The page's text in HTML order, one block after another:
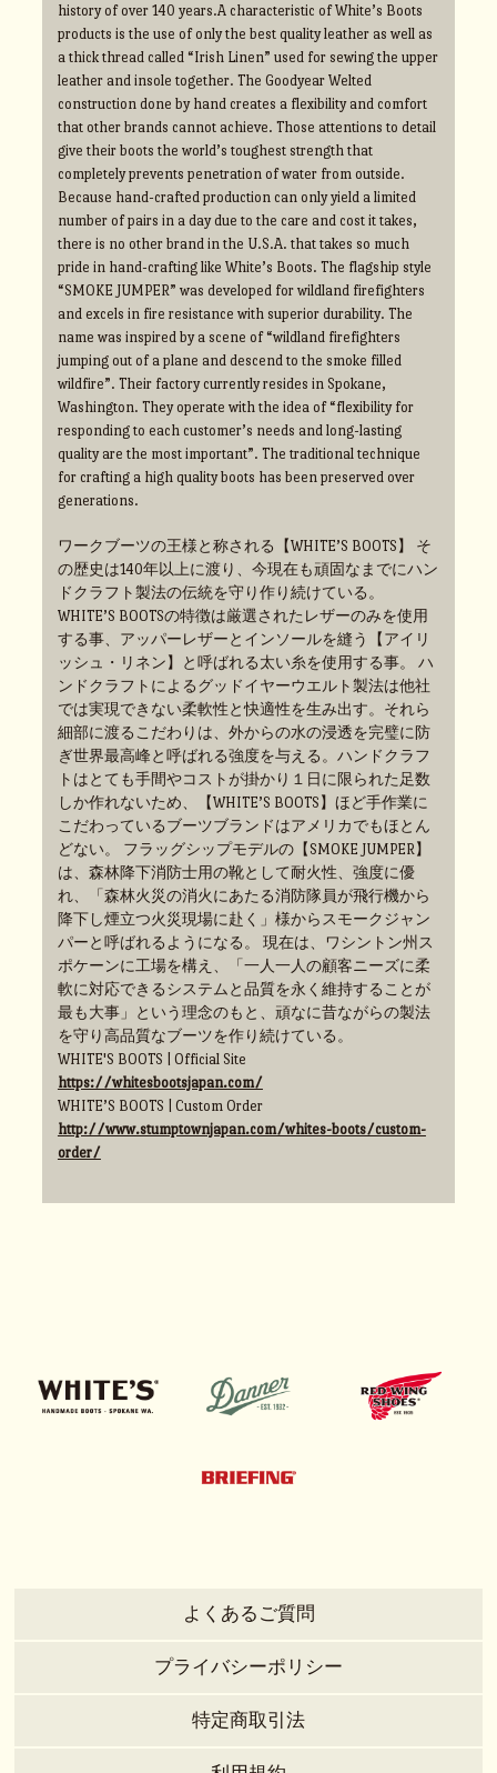
history of over 140 years.A characteristic of White’s Boots
products is the use of only the best quality leather as well as
a thick thread called “Irish Linen” used for sewing the upper
leather and insole together. The Goodyear Welted
construction done by hand creates a flexibility and comfort
that other brands cannot achieve. Those attentions to detail
give their boots the world’s toughest strength that
completely prevents penetration of water from outside.
Because hand-crafted production can only yield a limited
number of pairs in a day due to the care and cost it takes,
there is no other brand in the U.S.A. that takes so much
pride in hand-crafting like White’s Boots. The flagship style
“SMOKE JUMPER” was developed for wildland firefighters
and excels in fire resistance with superior durability. The
name was inspired by a scene of “wildland firefighters
jumping out of a plane and descend to the smoke filled
wildfire”. Their factory currently resides in Spokane,
Washington. They operate with the idea of “flexibility for
responding to each customer’s needs and long-lasting
quality are the most important”. The traditional technique
for crafting a high quality boots has been preserved over
generations.
ワークブーツの王様と称される【WHITE’S BOOTS】 そ
の歴史は140年以上に渡り、今現在も頑固なまでにハン
ドクラフト製法の伝統を守り作り続けている。
WHITE’S BOOTSの特徴は厳選されたレザーのみを使用
する事、アッパーレザーとインソールを縫う【アイリ
ッシュ・リネン】と呼ばれる太い糸を使用する事。 ハ
ンドクラフトによるグッドイヤーウエルト製法は他社
では実現できない柔軟性と快適性を生み出す。それら
細部に渡るこだわりは、外からの水の浸透を完璧に防
ぎ世界最高峰と呼ばれる強度を与える。ハンドクラフ
トはとても手間やコストが掛かり１日に限られた足数
しか作れないため、【WHITE’S BOOTS】ほど手作業に
こだわっているブーツブランドはアメリカでもほとん
どない。 フラッグシップモデルの【SMOKE JUMPER】
は、森林降下消防士用の靴として耐火性、強度に優
れ、「森林火災の消火にあたる消防隊員が飛行機から
降下し煙立つ火災現場に赴く」様からスモークジャン
パーと呼ばれるようになる。 現在は、ワシントン州ス
ポケーンに工場を構え、「一人一人の顧客ニーズに柔
軟に対応できるシステムと品質を永く維持することが
最も大事」という理念のもと、頑なに昔ながらの製法
を守り高品質なブーツを作り続けている。
WHITE'S BOOTS | Official Site
https://whitesbootsjapan.com/
WHITE’S BOOTS | Custom Order
http://www.stumptownjapan.com/whites-boots/custom-
order/
よくあるご質問
プライバシーポリシー
特定商取引法